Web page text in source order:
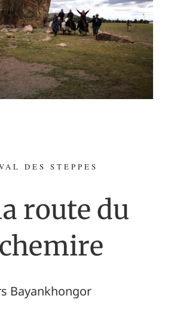
DES STEPPES
route du
Bayankhongor